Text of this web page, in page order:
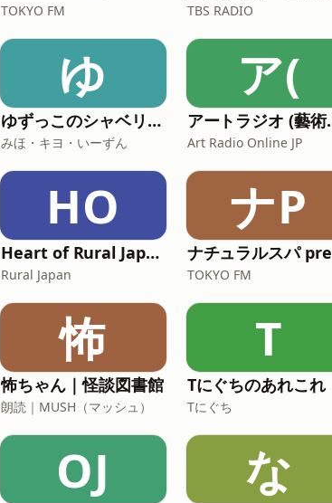
TOKYO FM TBS RADIO
ゆ
ゆずっこのシャベリ場！
みほ・キヨ・いーずん
ア(
アー
Art Radio Online JP
HO
Heart of Rural Japan: GIFU — Where Japan Remains
Rural Japan
ナP
TOKYO FM
怖
怖ちゃん｜怪談図書館
朗読｜MUSH（マッシュ）
T
Tにぐちのあれこれ
Tにぐち
OJ な